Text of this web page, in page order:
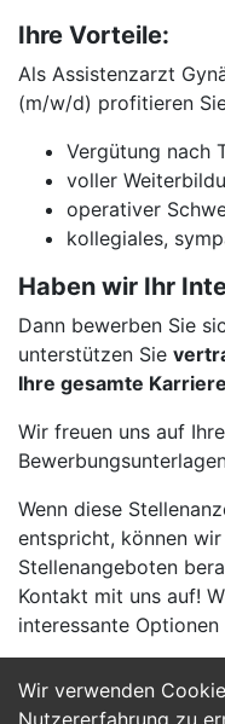
Wir verwenden
Nutzererfahrung zu
Ihre Vorteile:
Als Assistenzarzt
(m/w/d) profitieren
Vergütung nach
voller
operativer
kollegiales,
Haben wir Ihr
Dann bewerben Sie
unterstützen Sie
Ihre gesamte
Wir freuen uns auf
Wenn diese
entspricht, können
Stellenangeboten
Kontakt mit uns auf!
interessante